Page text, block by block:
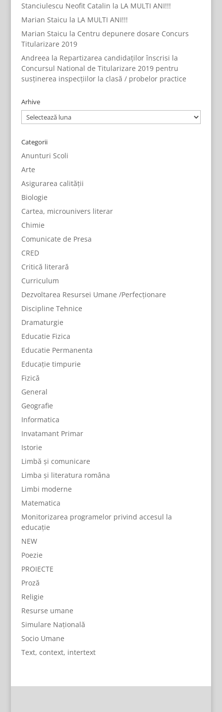
Stanciulescu Neofit Catalin la LA MULTI ANI!!!
Marian Staicu la LA MULTI ANI!!!
Marian Staicu la Centru depunere dosare Concurs
Titularizare 2019
Andreea la Repartizarea candidaților înscrisi la
Concursul National de Titularizare 2019 pentru
susținerea inspecțiilor la clasă / probelor practice
Arhive
Arhive
Categorii
Anunturi Scoli
Arte
Asigurarea calității
Biologie
Cartea, microunivers literar
Chimie
Comunicate de Presa
CRED
Critică literară
Curriculum
Dezvoltarea Resursei Umane /Perfecționare
Discipline Tehnice
Dramaturgie
Educatie Fizica
Educatie Permanenta
Educație timpurie
Fizică
General
Geografie
Informatica
Invatamant Primar
Istorie
Limbă și comunicare
Limba și literatura româna
Limbi moderne
Matematica
Monitorizarea programelor privind accesul la
educație
NEW
Poezie
PROIECTE
Proză
Religie
Resurse umane
Simulare Națională
Socio Umane
Text, context, intertext